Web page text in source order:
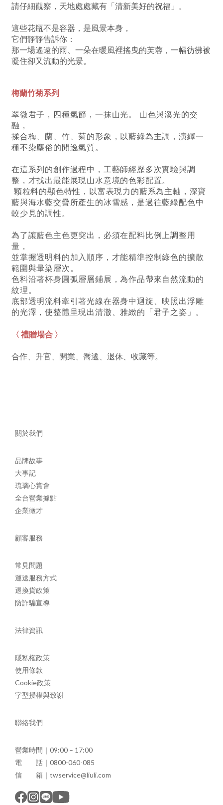
請仔細觀察，天地處處藏有「清新美好的祝福」。
這些花瓶不是容器，是風景本身，
它們靜靜告訴你：
那一場遙遠的雨、一朵在暖風裡搖曳的芙蓉，一幅彷彿被
凝住卻又流動的光景。
梅蘭竹菊系列
翠微君子，四種氣節，一抹山光。 山色與溪光的交
融，
揉合梅、蘭、竹、菊的形象，以藍綠為主調，演繹一
種不染塵俗的閒逸氣質。
在這系列的創作過程中，工藝師經歷多次實驗與調
整，才找出最能展現山水意境的色彩配置。
顆粒料的顯色特性，以富表現力的藍系為主軸，深寶
藍與海水藍交疊所產生的冰雪感， 是過往藍綠配色中
較少見的調性。
為了讓藍色主色更突出，必須在配料比例上調整用
量，
並掌握透明料的加入順序， 才能精準控制綠色的擴散
範圍與暈染層次。
色料沿著杯身圓弧層層鋪展，為作品帶來自然流動的
紋理。
底部透明流料牽引著光線在器身中迴旋、映照出浮雕
的光澤，使整體呈現出清澈、雅緻的「君子之姿」。
〈 禮贈場合 〉
合作、升官、開業、喬遷、退休 、收藏等。
關於我們
品牌故事
大事記
琉璃心賞會
全台營業據點
企業徵才
顧客服務
常見問題
運送服務方式
退換貨政策
防詐騙宣導
法律資訊
隱私權政策
使用條款
Cookie政策
字型授權與致謝
聯絡我們
營業時間｜09:00 – 17:00
電 話｜0800-060-085
信 箱｜twservice@liuli.com